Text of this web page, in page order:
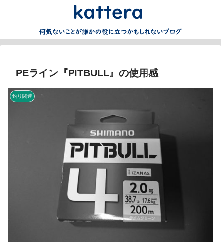
PEライン『PITBULL』の使用感
釣り関連